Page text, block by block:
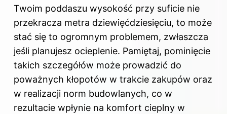
Twoim poddaszu wysokość przy suficie nie
przekracza metra dziewięćdziesięciu, to może
stać się to ogromnym problemem, zwłaszcza
jeśli planujesz ocieplenie. Pamiętaj, pominięcie
takich szczegółów może prowadzić do
poważnych kłopotów w trakcie zakupów oraz
w realizacji norm budowlanych, co w
rezultacie wpłynie na komfort cieplny w